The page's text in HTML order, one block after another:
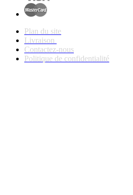
Plan du site
Livraison
Contactez-nous
Politique de confidentialité